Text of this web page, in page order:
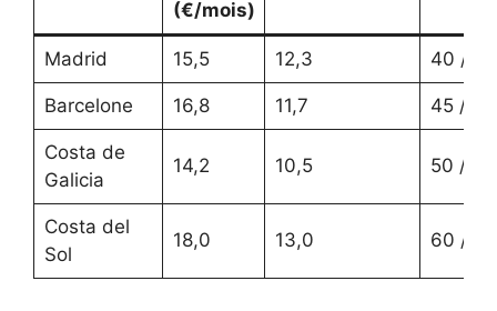
(€/mois)
Madrid 15,5 12,3 40 / 60
Barcelone 16,8 11,7 45 / 55
Costa de
Galicia
14,2 10,5 50 / 50
Costa del
Sol
18,0 13,0 60 / 40